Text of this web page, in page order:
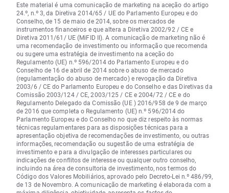
Este material é uma comunicação de marketing na aceção do artigo
24.º, n.º 3, da Diretiva 2014/65 / UE do Parlamento Europeu e do
Conselho, de 15 de maio de 2014, sobre os mercados de
instrumentos financeiros e que altera a Diretiva 2002/92 / CE e
Diretiva 2011/61/ UE (MiFID II). A comunicação de marketing não é
uma recomendação de investimento ou informação que recomenda
ou sugere uma estratégia de investimento na aceção do
Regulamento (UE) n.º 596/2014 do Parlamento Europeu e do
Conselho de 16 de abril de 2014 sobre o abuso de mercado
(regulamentação do abuso de mercado) e revogação da Diretiva
2003/6 / CE do Parlamento Europeu e do Conselho e das Diretivas da
Comissão 2003/124 / CE, 2003/125 / CE e 2004/72 / CE e do
Regulamento Delegado da Comissão (UE ) 2016/958 de 9 de março
de 2016 que completa o Regulamento (UE) n.º 596/2014 do
Parlamento Europeu e do Conselho no que diz respeito às normas
técnicas regulamentares para as disposições técnicas para a
apresentação objetiva de recomendações de investimento, ou outras
informações, recomendação ou sugestão de uma estratégia de
investimento e para a divulgação de interesses particulares ou
indicações de conflitos de interesse ou qualquer outro conselho,
incluindo na área de consultoria de investimento, nos termos do
Código dos Valores Mobiliários, aprovado pelo Decreto-Lei n.º 486/99,
de 13 de Novembro. A comunicação de marketing é elaborada com a